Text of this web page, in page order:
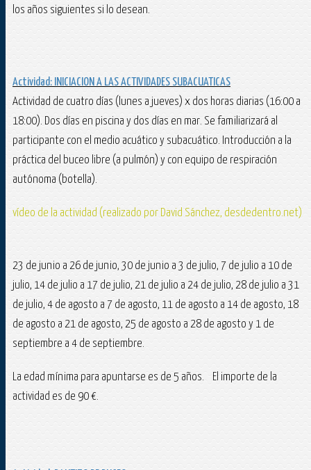
los años siguientes si lo desean.
Actividad: INICIACION A LAS ACTIVIDADES SUBACUATICAS
Actividad de cuatro días (lunes a jueves) x dos horas diarias (16:00 a
18:00). Dos días en piscina y dos días en mar. Se familiarizará al
participante con el medio acuático y subacuático. Introducción a la
práctica del buceo libre (a pulmón) y con equipo de respiración
autónoma (botella).
vídeo de la actividad (realizado por David Sánchez, desdedentro.net)
23 de junio a 26 de junio, 30 de junio a 3 de julio, 7 de julio a 10 de
julio, 14 de julio a 17 de julio, 21 de julio a 24 de julio, 28 de julio a 31
de julio, 4 de agosto a 7 de agosto, 11 de agosto a 14 de agosto, 18
de agosto a 21 de agosto, 25 de agosto a 28 de agosto y 1 de
septiembre a 4 de septiembre.
La edad mínima para apuntarse es de 5 años. El importe de la
actividad es de 90 €.